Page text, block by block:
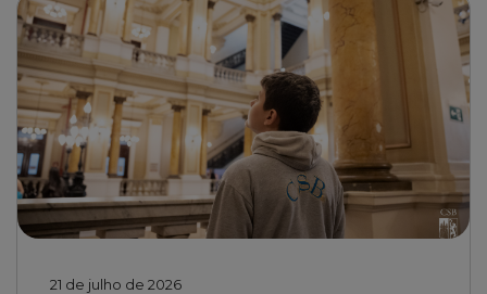
21 de julho de 2026